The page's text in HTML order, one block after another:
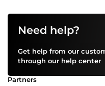
Need help?
Get help from our
through our help center
Partners